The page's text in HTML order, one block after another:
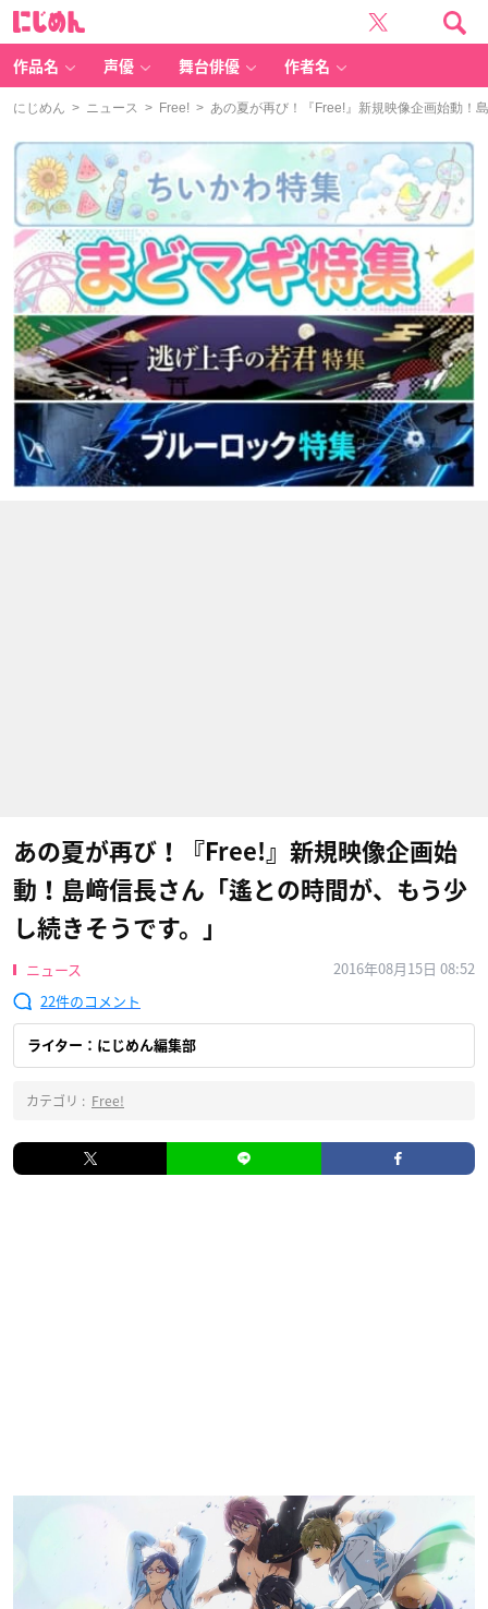
作品名 声優 舞台俳優 作者名
にじめん > ニュース > Free! > あの夏が再び！『Free!』新規映像企画始動！
あの夏が再び！『Free!』新規映像企画始
動！島﨑信長さん「遙との時間が、もう少
し続きそうです。」
ニュース
2016年08月15日 08:52
22
ライター：にじめん編集部
カテゴリ : Free!